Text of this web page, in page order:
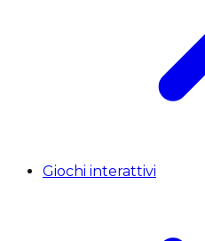
Giochi interattivi